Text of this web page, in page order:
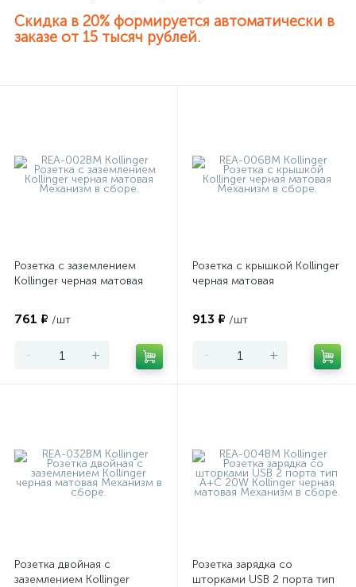
Скидка в 20% формируется автоматически в
заказе от 15 тысяч рублей.
Розетка с заземлением
Kollinger черная матовая
761 ₽ /шт
- +
Розетка с крышкой Kollinger
черная матовая
913 ₽ /шт
- +
Розетка двойная с
заземлением Kollinger
Розетка зарядка со
шторками USB 2 порта тип